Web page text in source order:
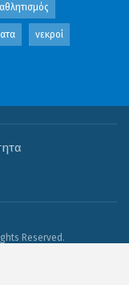
αθλητισμός
νεκροί
Reserved.